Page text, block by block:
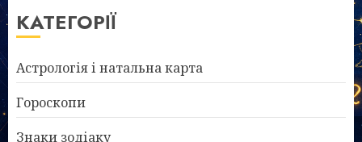
КАТЕГОРІЇ
Астрологія і натальна карта
Гороскопи
Знаки зодіаку